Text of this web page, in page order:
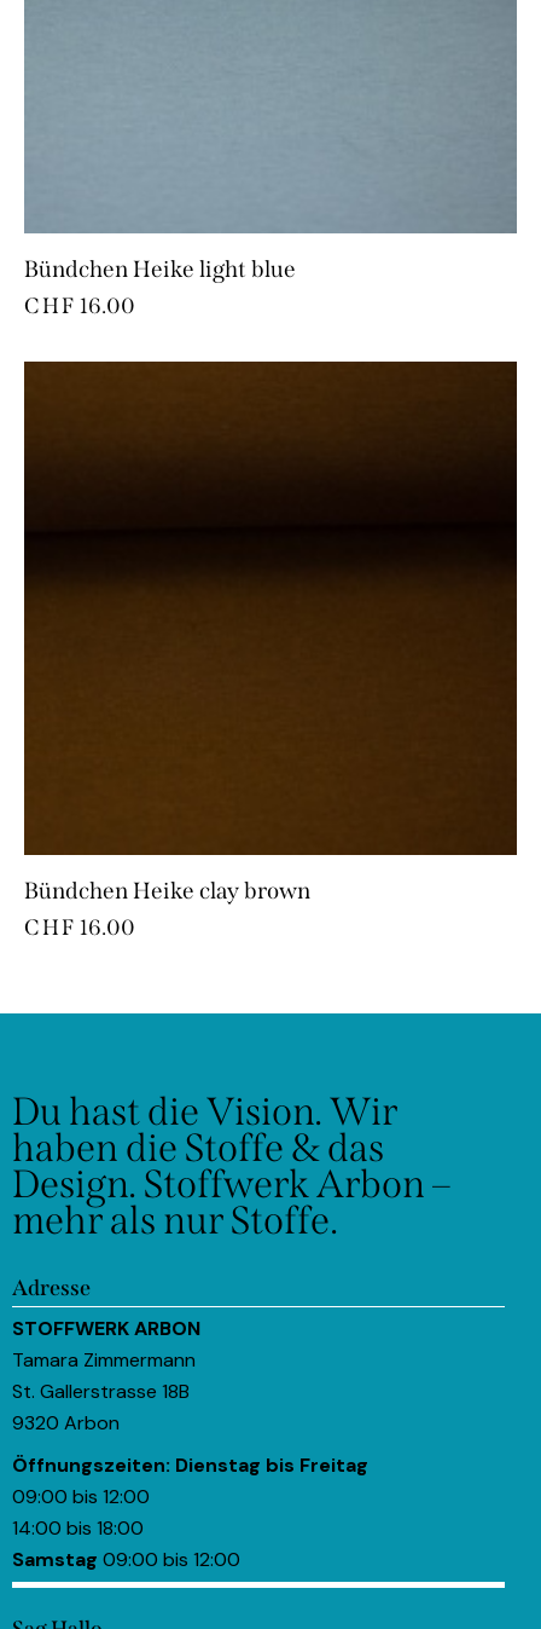
Bündchen Heike light blue
CHF 16.00
Bündchen Heike clay brown
CHF 16.00
Du hast die Vision.Wir
haben die Stoffe & das
Design. Stoffwerk Arbon –
mehr als nur Stoffe.
Adresse
STOFFWERK ARBON
Tamara Zimmermann
St. Gallerstrasse 18B
9320 Arbon
Öffnungszeiten: Dienstag bis Freitag
09:00 bis 12:00
14:00 bis 18:00
Samstag 09:00 bis 12:00